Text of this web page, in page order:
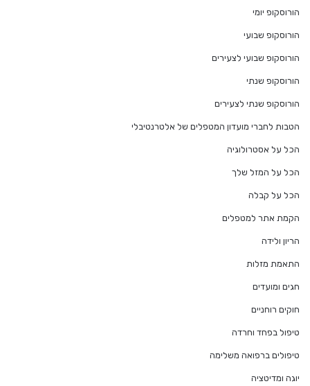
הורוסקופ יומי
הורוסקופ שבועי
הורוסקופ שבועי לצעירים
הורוסקופ שנתי
הורוסקופ שנתי לצעירים
הטבות לחברי מועדון המטפלים של אלטרנטיבלי
הכל על אסטרולוגיה
הכל על המזל שלך
הכל על קבלה
הקמת אתר למטפלים
הריון ולידה
התאמת מזלות
חגים ומועדים
חוקים רוחניים
טיפול בפחד וחרדה
טיפולים ברפואה משלימה
יוגה ומדיטציה